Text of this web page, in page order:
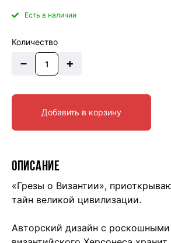
Есть в наличии
Количество
– +
Добавить в корзину
ОПИСАНИЕ
«Грезы о Византии»,
тайн великой цивилизации.
Авторский дизайн с